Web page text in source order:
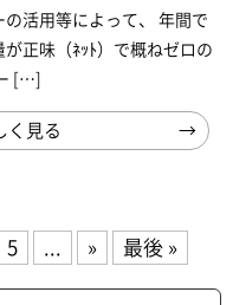
の活用等によって、 年間で
正味（ﾈｯﾄ）で概ねゼロの
[…]
く見る
5 » 最後 »